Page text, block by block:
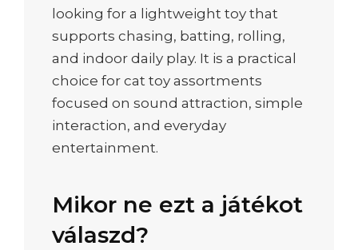
looking for a lightweight toy that
supports chasing, batting, rolling,
and indoor daily play. It is a practical
choice for cat toy assortments
focused on sound attraction, simple
interaction, and everyday
entertainment.
Mikor ne ezt a játékot
válaszd?